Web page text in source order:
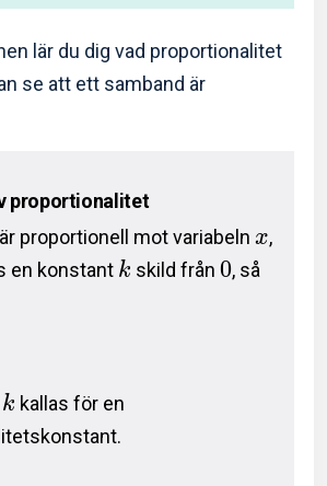
att klara av provet
lär du dig vad proportionalitet
se att ett samband är
proportionalitet
är proportionell mot variabeln x,
en konstant k skild från 0, så
k kallas för en